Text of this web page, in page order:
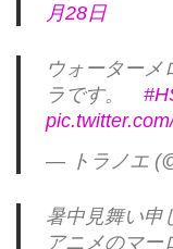
月28日
ウォーターメ
ラです。
— トラノエ
暑中見舞い申
アニメのマー